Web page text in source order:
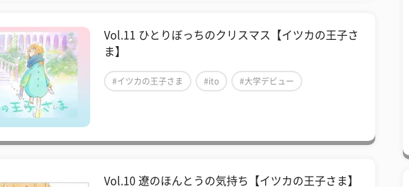
Vol.11 ひとりぼっちのクリスマス【イツカの王子さ
ま】
#イツカの王子さま #ito #大学デビュー
Vol.10 遼のほんとうの気持ち【イツカの王子さま】